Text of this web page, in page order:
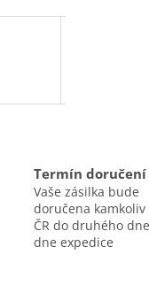
Termín doručení
Vaše zásilka bude
doručena kamkoliv
ČR do druhého
dne expedice